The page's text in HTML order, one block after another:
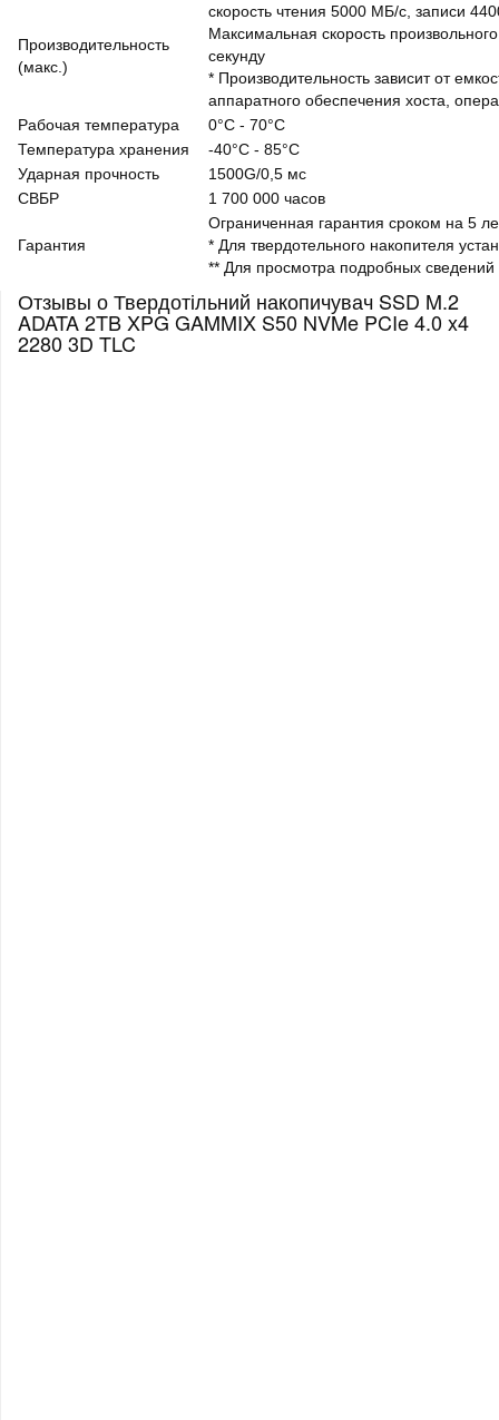
Производительность
(макс.)
скорость чтения 5000 МБ/с, записи
Максимальная скорость
секунду
* Производительность зависит от
аппаратного обеспечения хоста,
Рабочая температура
0°C - 70°C
Температура хранения
-40°C - 85°C
Ударная прочность
1500G/0,5 мс
СВБР
1 700 000 часов
Гарантия
Ограниченная гарантия сроком на 5
* Для твердотельного накопителя
** Для просмотра подробных сведений
Отзывы о Твердотільний накопичувач SSD M.2
ADATA 2TB XPG GAMMIX S50 NVMe PCIe 4.0 x4
2280 3D TLC